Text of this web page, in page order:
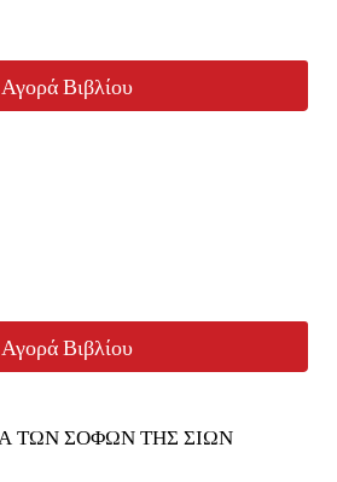
Αγορά Βιβλίου
Αγορά Βιβλίου